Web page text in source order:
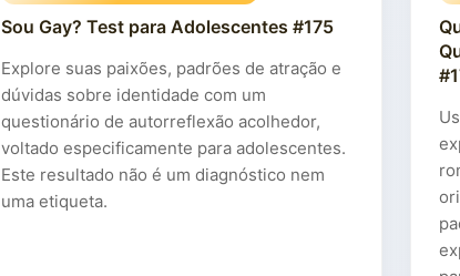
Sou Gay? Test para Adolescentes #175
Explore suas paixões, padrões de atração e
dúvidas sobre identidade com um
questionário de autorreflexão acolhedor,
voltado especificamente para adolescentes.
Este resultado não é um diagnóstico nem
uma etiqueta.